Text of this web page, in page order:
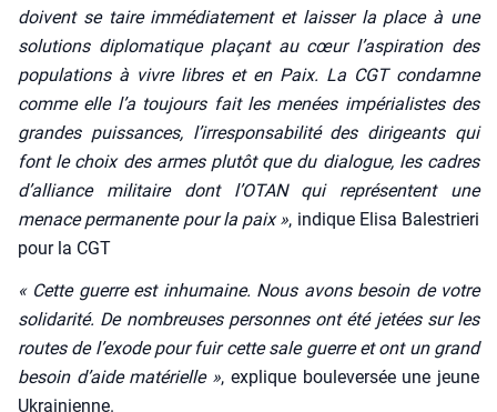
doivent se taire immé­dia­te­ment et lais­ser la place à une
solu­tions diplo­ma­tique pla­çant au cœur l’aspiration des
popu­la­tions à vivre libres et en Paix. La CGT condamne
comme elle l’a tou­jours fait les menées impé­ria­listes des
grandes puis­sances, l’irresponsabilité des diri­geants qui
font le choix des armes plu­tôt que du dia­logue, les cadres
d’al­liance mili­taire dont l’O­TAN qui repré­sentent une
menace per­ma­nente pour la paix », indique Eli­sa Bales­trie­ri
pour la CGT
« Cette guerre est inhu­maine. Nous avons besoin de votre
soli­da­ri­té. De nom­breuses per­sonnes ont été jetées sur les
routes de l’exode pour fuir cette sale guerre et ont un grand
besoin d’aide maté­rielle », explique bou­le­ver­sée une jeune
Ukrai­nienne.